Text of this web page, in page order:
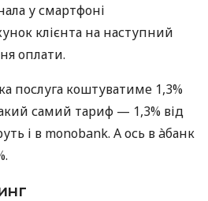
у смартфоні
клієнта на наступний
оплати.
послуга коштуватиме 1,3%
самий тариф — 1,3% від
і в monobank. А ось в àбанк